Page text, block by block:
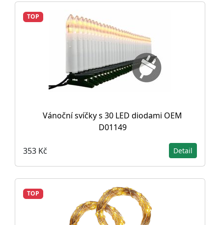
TOP
Vánoční svíčky s 30 LED diodami OEM
D01149
353 Kč Detail
TOP